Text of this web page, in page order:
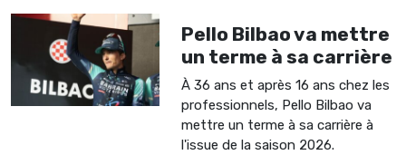
Pello Bilbao va mettre
un terme à sa carrière
À 36 ans et après 16 ans chez les
professionnels, Pello Bilbao va
mettre un terme à sa carrière à
l'issue de la saison 2026.